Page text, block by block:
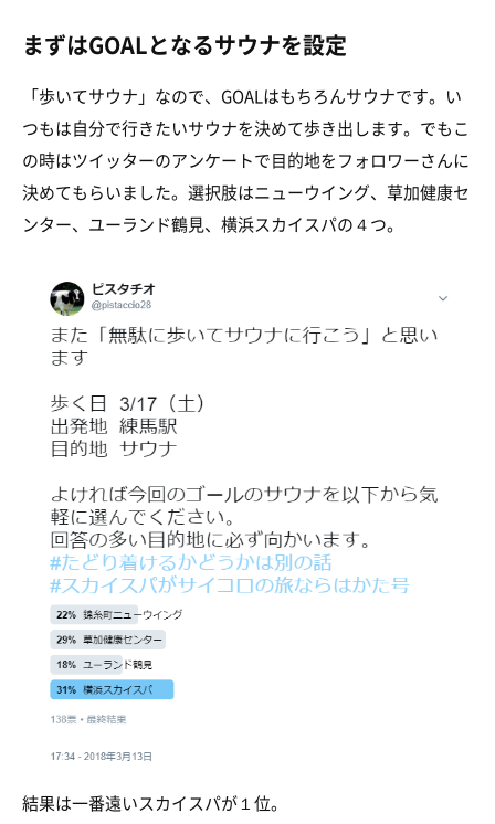
まずはGOALとなるサウナを設定
「歩いてサウナ」なので、GOALはもちろんサウナです。い
つもは自分で行きたいサウナを決めて歩き出します。でもこ
の時はツイッターのアンケートで目的地をフォロワーさんに
決めてもらいました。選択肢はニューウイング、草加健康セ
ンター、ユーランド鶴見、横浜スカイスパの４つ。
結果は一番遠いスカイスパが１位。